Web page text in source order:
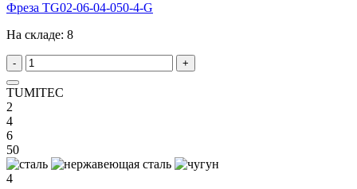
Фреза TG02-06-04-050-4-G
На складе: 8
- +
TUMITEC
2
4
6
50
4